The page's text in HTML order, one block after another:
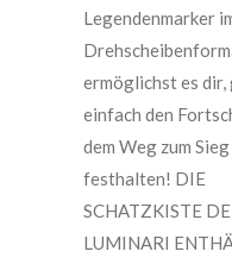
Legendenmarker
ermöglichst es dir,
einfach den
dem Weg zum Sieg
festhalten! DIE
SCHATZKISTE
LUMINARI